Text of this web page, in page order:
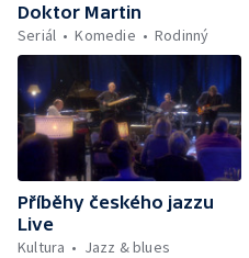
Doktor Martin
Seriál
Komedie Rodinný
Příběhy českého jazzu
Live
Kultura
Jazz & blues